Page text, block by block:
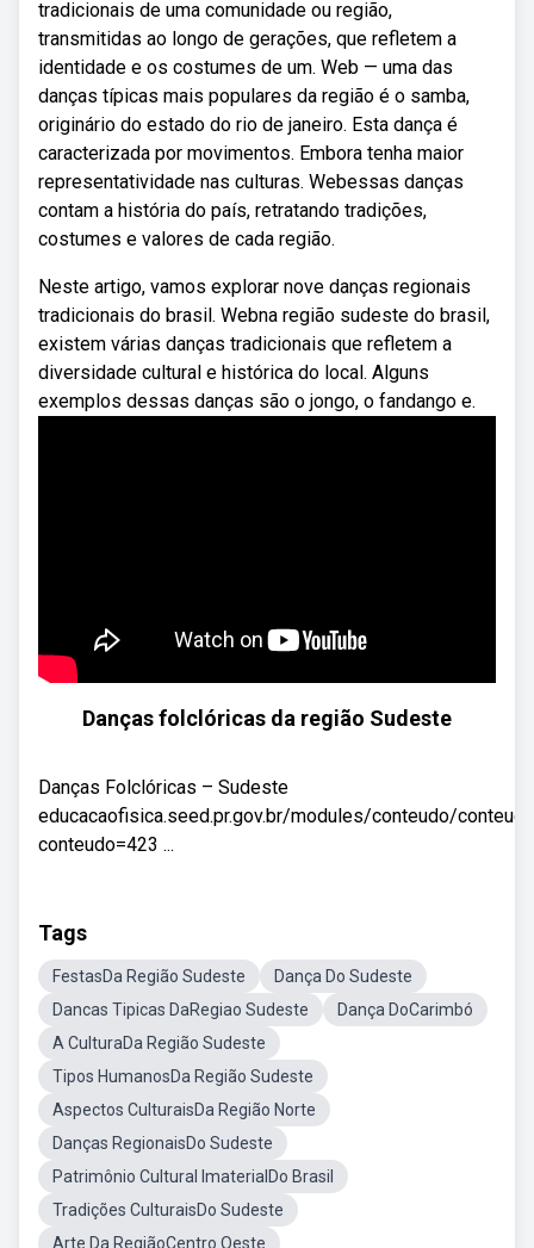
tradicionais de uma comunidade ou região,
transmitidas ao longo de gerações, que refletem a
identidade e os costumes de um. Web — uma das
danças típicas mais populares da região é o samba,
originário do estado do rio de janeiro. Esta dança é
caracterizada por movimentos. Embora tenha maior
representatividade nas culturas. Webessas danças
contam a história do país, retratando tradições,
costumes e valores de cada região.
Neste artigo, vamos explorar nove danças regionais
tradicionais do brasil. Webna região sudeste do brasil,
existem várias danças tradicionais que refletem a
diversidade cultural e histórica do local. Alguns
exemplos dessas danças são o jongo, o fandango e.
Danças folclóricas da região Sudeste
Danças Folclóricas – Sudeste
educacaofisica.seed.pr.gov.br/modules/conteudo/
conteudo=423 ...
Tags
FestasDa Região Sudeste
Dança Do Sudeste
Dancas Tipicas DaRegiao Sudeste
Dança DoCarimbó
A CulturaDa Região Sudeste
Tipos HumanosDa Região Sudeste
Aspectos CulturaisDa Região Norte
Danças RegionaisDo Sudeste
Patrimônio Cultural ImaterialDo Brasil
Tradições CulturaisDo Sudeste
Arte Da RegiãoCentro Oeste